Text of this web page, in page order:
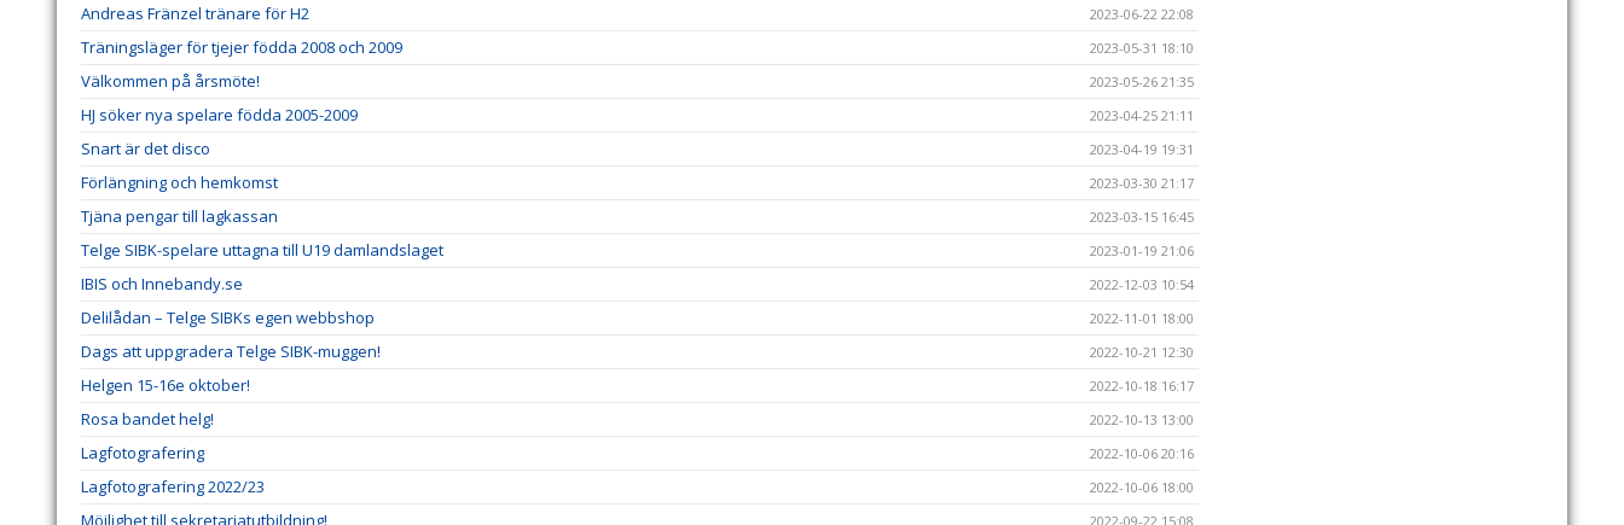
Andreas Fränzel tränare för H2 2023-06-22 22:08
Träningsläger för tjejer födda 2008 och 2009 2023-05-31 18:10
Välkommen på årsmöte! 2023-05-26 21:35
HJ söker nya spelare födda 2005-2009 2023-04-25 21:11
Snart är det disco 2023-04-19 19:31
Förlängning och hemkomst 2023-03-30 21:17
Tjäna pengar till lagkassan 2023-03-15 16:45
Telge SIBK-spelare uttagna till U19 damlandslaget 2023-01-19 21:06
IBIS och Innebandy.se 2022-12-03 10:54
Delilådan – Telge SIBKs egen webbshop 2022-11-01 18:00
Dags att uppgradera Telge SIBK-muggen! 2022-10-21 12:30
Helgen 15-16e oktober! 2022-10-18 16:17
Rosa bandet helg! 2022-10-13 13:00
Lagfotografering 2022-10-06 20:16
Lagfotografering 2022/23 2022-10-06 18:00
Möjlighet till sekretariatutbildning! 2022-09-22 15:08